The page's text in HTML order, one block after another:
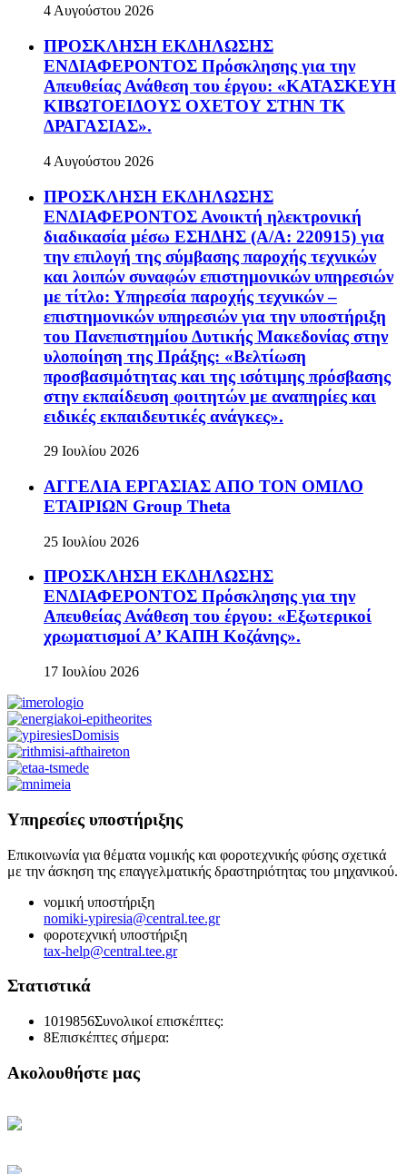
4 Αυγούστου 2026
ΠΡΟΣΚΛΗΣΗ ΕΚΔΗΛΩΣΗΣ
ΕΝΔΙΑΦΕΡΟΝΤΟΣ Πρόσκλησης για την
Απευθείας Ανάθεση του έργου: «ΚΑΤΑΣΚΕΥΗ
ΚΙΒΩΤΟΕΙΔΟΥΣ ΟΧΕΤΟΥ ΣΤΗΝ ΤΚ
ΔΡΑΓΑΣΙΑΣ».
4 Αυγούστου 2026
ΠΡΟΣΚΛΗΣΗ ΕΚΔΗΛΩΣΗΣ
ΕΝΔΙΑΦΕΡΟΝΤΟΣ Ανοικτή ηλεκτρονική
διαδικασία μέσω ΕΣΗΔΗΣ (Α/Α: 220915) για
την επιλογή της σύμβασης παροχής τεχνικών
και λοιπών συναφών επιστημονικών υπηρεσιών
με τίτλο: Υπηρεσία παροχής τεχνικών –
επιστημονικών υπηρεσιών για την υποστήριξη
του Πανεπιστημίου Δυτικής Μακεδονίας στην
υλοποίηση της Πράξης: «Βελτίωση
προσβασιμότητας και της ισότιμης πρόσβασης
στην εκπαίδευση φοιτητών με αναπηρίες και
ειδικές εκπαιδευτικές ανάγκες».
29 Ιουλίου 2026
ΑΓΓΕΛΙΑ ΕΡΓΑΣΙΑΣ ΑΠΟ ΤΟΝ ΟΜΙΛΟ
ΕΤΑΙΡΙΩΝ Group Theta
25 Ιουλίου 2026
ΠΡΟΣΚΛΗΣΗ ΕΚΔΗΛΩΣΗΣ
ΕΝΔΙΑΦΕΡΟΝΤΟΣ Πρόσκλησης για την
Απευθείας Ανάθεση του έργου: «Εξωτερικοί
χρωματισμοί Α’ ΚΑΠΗ Κοζάνης».
17 Ιουλίου 2026
Υπηρεσίες υποστήριξης
Επικοινωνία για θέματα νομικής και φοροτεχνικής φύσης σχετικά
με την άσκηση της επαγγελματικής δραστηριότητας του μηχανικού.
νομική υποστήριξη
nomiki-ypiresia@central.tee.gr
φοροτεχνική υποστήριξη
tax-help@central.tee.gr
Στατιστικά
1019856Συνολικοί επισκέπτες:
8Επισκέπτες σήμερα:
Ακολουθήστε μας